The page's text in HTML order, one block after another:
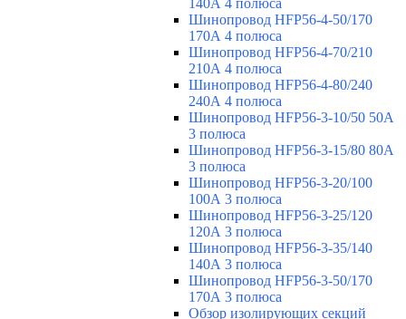
Шинопровод HFP56-4-50/170
170А 4 полюса
Шинопровод HFP56-4-70/210
210А 4 полюса
Шинопровод HFP56-4-80/240
240А 4 полюса
Шинопровод HFP56-3-10/50 50А
3 полюса
Шинопровод HFP56-3-15/80 80А
3 полюса
Шинопровод HFP56-3-20/100
100А 3 полюса
Шинопровод HFP56-3-25/120
120А 3 полюса
Шинопровод HFP56-3-35/140
140А 3 полюса
Шинопровод HFP56-3-50/170
170А 3 полюса
Обзор изолирующих секций